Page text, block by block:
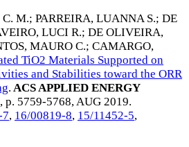
M.; PARREIRA, LUANNA S.; DE
LUCI R.; DE OLIVEIRA,
MAURO C.; CAMARGO,
TiO2 Materials Supported on
and Stabilities toward the ORR
. ACS APPLIED ENERGY
p. 5759-5768, AUG 2019.
7, 16/00819-8, 15/11452-5,